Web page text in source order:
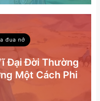
đua nở
Đại Đời Thường
Một Cách Phi